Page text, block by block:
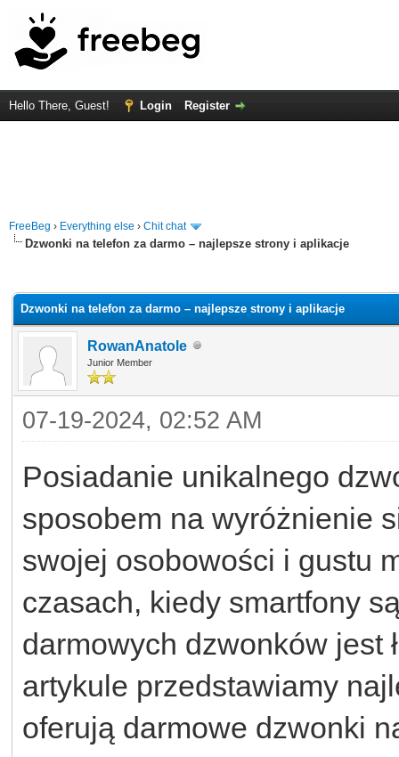
Hello There, Guest! Login Register
FreeBeg › Everything else › Chit chat
Dzwonki na telefon za darmo – najlepsze strony i aplikacje
Dzwonki na telefon za darmo – najlepsze strony i aplikacje
RowanAnatole
Junior Member
07-19-2024, 02:52 AM
Posiadanie unikalnego
sposobem na wyróżnienie
swojej osobowości i gustu
czasach, kiedy smartfony
darmowych dzwonków jest
artykule przedstawiamy
oferują darmowe dzwonki